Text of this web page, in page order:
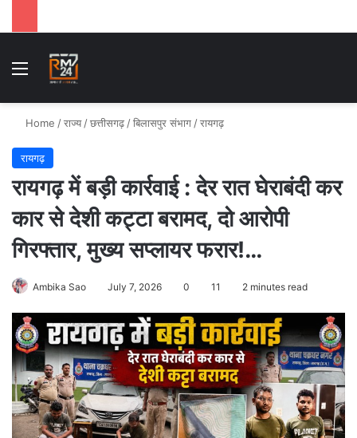
Menu
Home /राज्य /छत्तीसगढ़ /बिलासपुर संभाग /रायगढ़
रायगढ़
रायगढ़ में बड़ी कार्रवाई : देर रात घेराबंदी कर
कार से देशी कट्टा बरामद, दो आरोपी
गिरफ्तार, मुख्य सप्लायर फरार!…
Ambika Sao July 7, 2026 0 11 2 minutes read